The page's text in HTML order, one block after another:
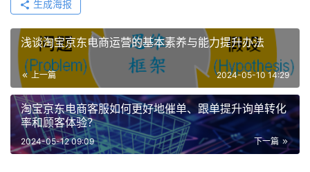
生成海报
浅谈淘宝京东电商运营的基本素养与能力提升办法
上一篇 2024-05-10 14:29
淘宝京东电商客服如何更好地催单、跟单提升询单转化
率和顾客体验？
下一篇
2024-05-12 09:09